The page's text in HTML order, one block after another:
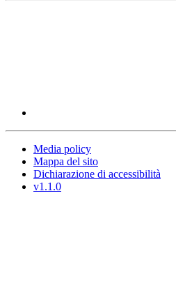
Media policy
Mappa del sito
Dichiarazione di accessibilità
v1.1.0